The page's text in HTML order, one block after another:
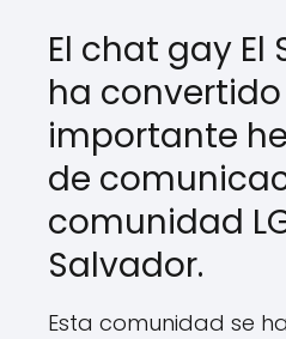
El chat gay El
ha
importante
de
comunidad
Salvador.
Esta comunidad se